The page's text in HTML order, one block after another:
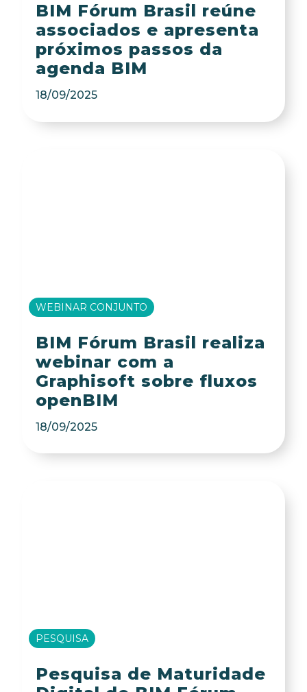
BIM Fórum Brasil reúne
associados e apresenta
próximos passos da
agenda BIM
18/09/2025
WEBINAR CONJUNTO
BIM Fórum Brasil realiza
webinar com a
Graphisoft sobre fluxos
openBIM
18/09/2025
PESQUISA
Pesquisa de Maturidade